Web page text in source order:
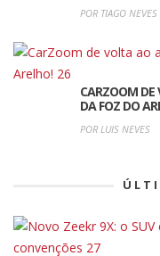
POR TIAGO NEVES
CARZOOM
DA FOZ DO
POR LUIS NEVES